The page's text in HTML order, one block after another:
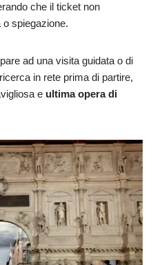
che il ticket non
spiegazione.
ad una visita guidata o di
in rete prima di partire,
e ultima opera di